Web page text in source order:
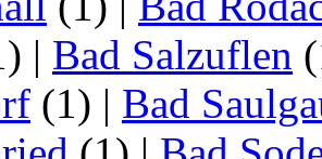
| Bad Salzuflen
(1) | Bad